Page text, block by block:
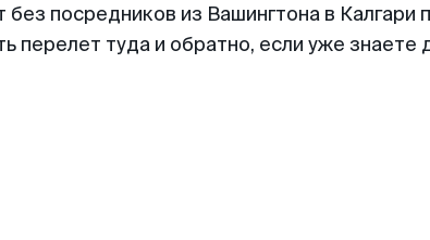
посредников из Вашингтона в Калгари
перелет туда и обратно, если уже знаете